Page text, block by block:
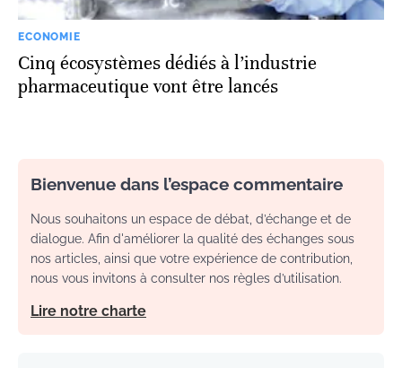
ECONOMIE
Cinq écosystèmes dédiés à l’industrie
pharmaceutique vont être lancés
Bienvenue dans l’espace commentaire
Nous souhaitons un espace de débat, d’échange et de
dialogue. Afin d'améliorer la qualité des échanges sous
nos articles, ainsi que votre expérience de contribution,
nous vous invitons à consulter nos règles d’utilisation.
Lire notre charte